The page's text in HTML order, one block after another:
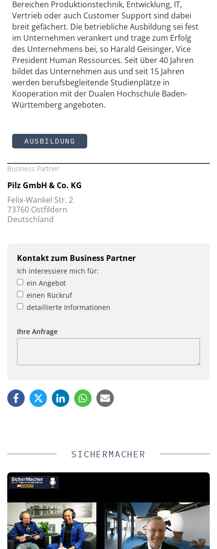
Bereichen Produktionstechnik, Entwicklung, IT,
Vertrieb oder auch Customer Support sind dabei
breit gefächert. Die betriebliche Ausbildung sei fest
im Unternehmen verankert und trage zum Erfolg
des Unternehmens bei, so Harald Geisinger, Vice
President Human Ressources. Seit über 40 Jahren
bildet das Unternehmen aus und seit 15 Jahren
werden berufsbegleitende Studienplätze in
Kooperation mit der Dualen Hochschule Baden-
Württemberg angeboten.
AUSBILDUNG
Business Partner
Pilz GmbH & Co. KG
Felix-Wankel Str. 2
73760 Ostfildern
Deutschland
Kontakt zum Business Partner
Ich interessiere mich für:
ein Angebot
einen Rückruf
detaillierte Informationen
Ihre Anfrage
SICHERMACHER